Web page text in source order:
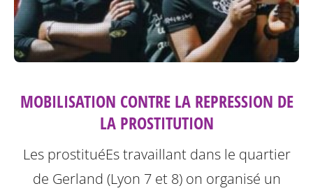
MOBILISATION CONTRE LA REPRESSION DE
LA PROSTITUTION
Les prostituéEs travaillant dans le quartier
de Gerland (Lyon 7 et 8) on organisé un